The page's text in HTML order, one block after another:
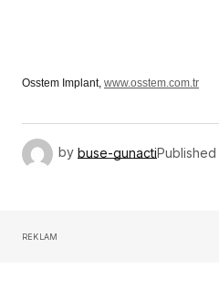
Osstem Implant, www.osstem.com.tr
by buse-gunactiPublished
REKLAM